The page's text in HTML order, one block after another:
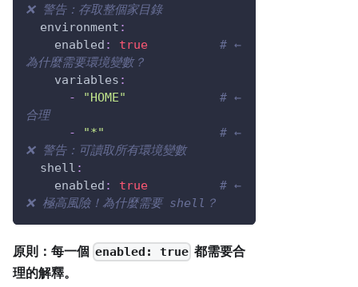
❌ 警告：存取整個家目錄
environment :
enabled : true
# ←
為什麼需要環境變數？
variables :
-
"HOME"
# ←
合理
-
"*"
# ←
❌ 警告：可讀取所有環境變數
shell :
enabled : true
# ←
❌ 極高風險！為什麼需要 shell？
原則：每一個 enabled: true 都需要合
理的解釋。